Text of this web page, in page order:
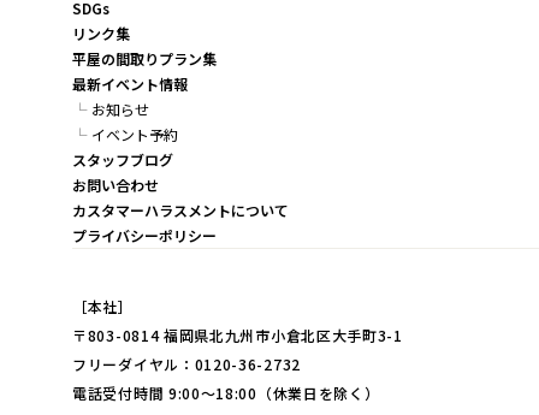
SDGs
リンク集
平屋の間取りプラン集
最新イベント情報
お知らせ
イベント予約
スタッフブログ
お問い合わせ
カスタマーハラスメントについて
プライバシーポリシー
［本社］
〒803-0814 福岡県北九州市小倉北区大手町3-1
フリーダイヤル：0120-36-2732
電話受付時間 9:00～18:00（休業日を除く）